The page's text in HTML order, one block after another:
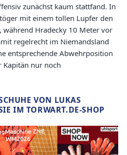
zunächst kaum stattfand. In
mit einem tollen Lupfer den
während Hradecky 10 Meter vor
regelrecht im Niemandsland
entsprechende Abwehrposition
Kapitän nur noch
VON LUKAS
IM TORWART.DE-SHOP